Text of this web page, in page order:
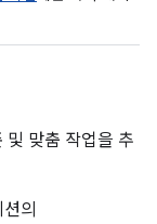
및 맞춤 작업을 추
의